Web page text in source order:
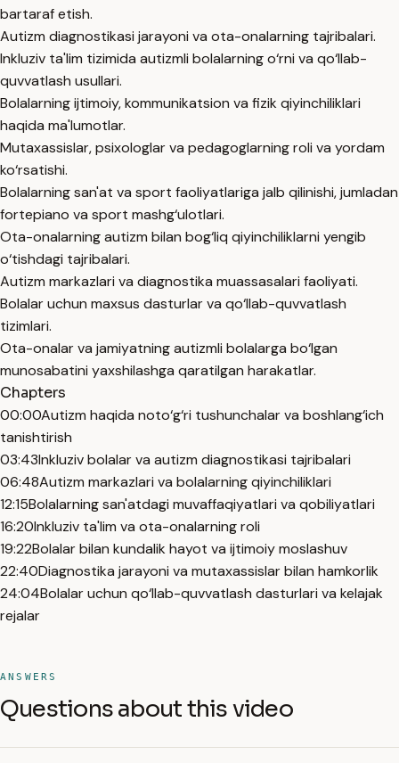
bartaraf etish.
Autizm diagnostikasi jarayoni va ota-onalarning tajribalari.
Inkluziv ta'lim tizimida autizmli bolalarning o‘rni va qo‘llab-
quvvatlash usullari.
Bolalarning ijtimoiy, kommunikatsion va fizik qiyinchiliklari
haqida ma'lumotlar.
Mutaxassislar, psixologlar va pedagoglarning roli va yordam
ko‘rsatishi.
Bolalarning san'at va sport faoliyatlariga jalb qilinishi, jumladan
fortepiano va sport mashg‘ulotlari.
Ota-onalarning autizm bilan bog‘liq qiyinchiliklarni yengib
o‘tishdagi tajribalari.
Autizm markazlari va diagnostika muassasalari faoliyati.
Bolalar uchun maxsus dasturlar va qo‘llab-quvvatlash
tizimlari.
Ota-onalar va jamiyatning autizmli bolalarga bo‘lgan
munosabatini yaxshilashga qaratilgan harakatlar.
Chapters
00:00Autizm haqida noto‘g‘ri tushunchalar va boshlang‘ich
tanishtirish
03:43Inkluziv bolalar va autizm diagnostikasi tajribalari
06:48Autizm markazlari va bolalarning qiyinchiliklari
12:15Bolalarning san'atdagi muvaffaqiyatlari va qobiliyatlari
16:20Inkluziv ta'lim va ota-onalarning roli
19:22Bolalar bilan kundalik hayot va ijtimoiy moslashuv
22:40Diagnostika jarayoni va mutaxassislar bilan hamkorlik
24:04Bolalar uchun qo‘llab-quvvatlash dasturlari va kelajak
rejalar
ANSWERS
Questions about this video